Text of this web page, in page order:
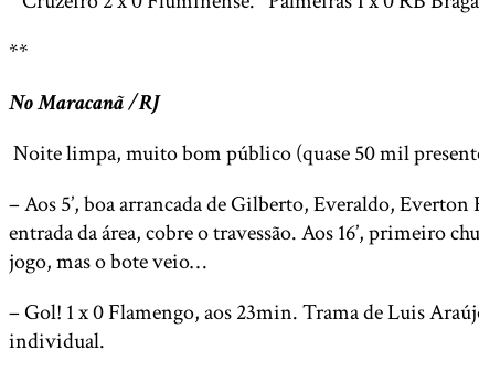
**
No Maracanã /RJ
Noite limpa, muito bom público (quase 50 mil
– Aos 5’, boa arrancada de Gilberto, Everaldo,
entrada da área, cobre o travessão. Aos 16’, primeiro
jogo, mas o bote veio…
– Gol! 1 x 0 Flamengo, aos 23min. Trama de Luis
individual.